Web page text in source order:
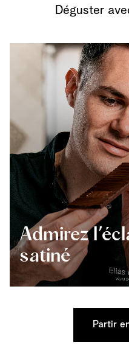
Déguster
Admirez
satiné
Partir